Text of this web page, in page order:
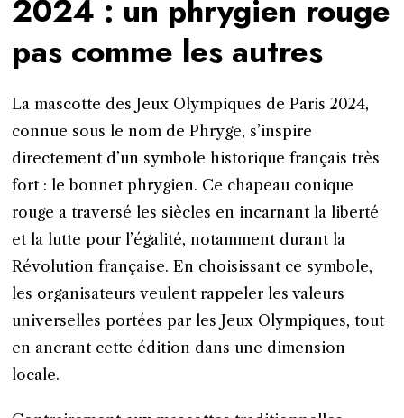
2024 : un phrygien rouge
pas comme les autres
La mascotte des Jeux Olympiques de Paris 2024,
connue sous le nom de Phryge, s’inspire
directement d’un symbole historique français très
fort : le bonnet phrygien. Ce chapeau conique
rouge a traversé les siècles en incarnant la liberté
et la lutte pour l’égalité, notamment durant la
Révolution française. En choisissant ce symbole,
les organisateurs veulent rappeler les valeurs
universelles portées par les Jeux Olympiques, tout
en ancrant cette édition dans une dimension
locale.